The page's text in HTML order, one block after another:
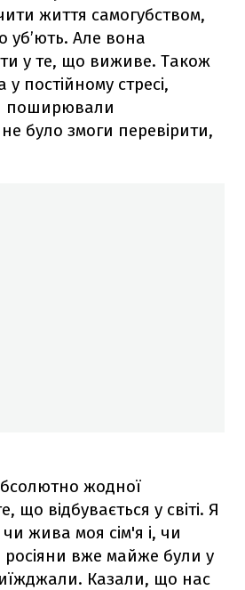
життя самогубством,
уб’ють. Але вона
у те, що виживе. Також
постійному стресі,
поширювали
було змоги перевірити,
жодної
що відбувається у світі. Я
жива моя сім'я і, чи
росіяни вже майже були у
Казали, що нас